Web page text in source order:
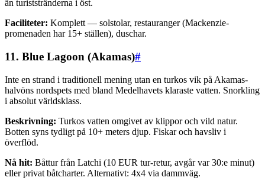
än turiststränderna i öst.
Faciliteter: Komplett — solstolar, restauranger (Mackenzie-
promenaden har 15+ ställen), duschar.
11. Blue Lagoon (Akamas)#
Inte en strand i traditionell mening utan en turkos vik på Akamas-
halvöns nordspets med bland Medelhavets klaraste vatten. Snorkling
i absolut världsklass.
Beskrivning: Turkos vatten omgivet av klippor och vild natur.
Botten syns tydligt på 10+ meters djup. Fiskar och havsliv i
överflöd.
Nå hit: Båttur från Latchi (10 EUR tur-retur, avgår var 30:e minut)
eller privat båtcharter. Alternativt: 4x4 via dammväg.